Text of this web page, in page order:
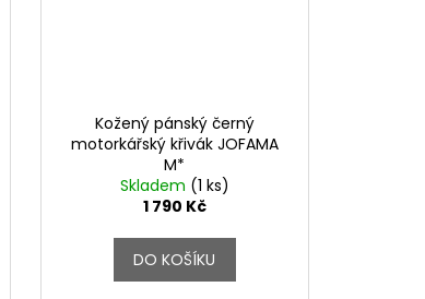
Kožený pánský černý
motorkářský křivák JOFAMA
M*
Skladem (1 ks)
1 790 Kč
DO KOŠÍKU